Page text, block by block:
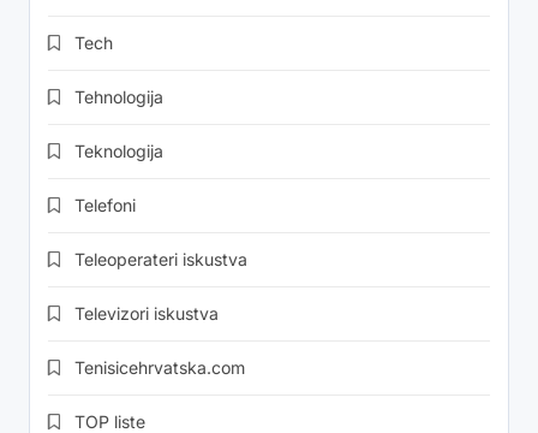
Tech
Tehnologija
Teknologija
Telefoni
Teleoperateri iskustva
Televizori iskustva
Tenisicehrvatska.com
TOP liste